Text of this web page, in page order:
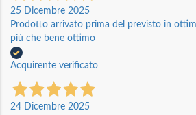
25 Dicembre 2025
Prodotto arrivato prima del previsto in
più che bene ottimo
Acquirente verificato
24 Dicembre 2025